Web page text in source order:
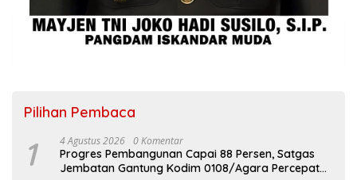
Pilihan Pembaca
1 4 Agustus 2026 0 Komentar
Progres Pembangunan Capai 88 Persen, Satgas
Jembatan Gantung Kodim 0108/Agara Percepat